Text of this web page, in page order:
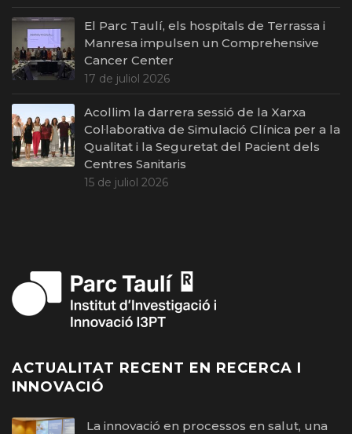
El Parc Taulí, els hospitals de Terrassa i
Manresa impulsen un Comprehensive
Cancer Center
17 de juliol 2026
Acollim la darrera sessió de la Xarxa
Col·laborativa de Simulació Clínica per a la
Qualitat i la Seguretat del Pacient dels
Centres Sanitaris
15 de juliol 2026
ACTUALITAT RECENT EN RECERCA I
INNOVACIÓ
La innovació en processos en salut, una